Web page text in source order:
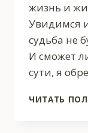
жизнь и
Увидимся
судьба не
И сможет
сути, я
ЧИТАТЬ